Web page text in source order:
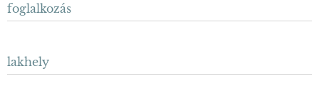
foglalkozás
lakhely